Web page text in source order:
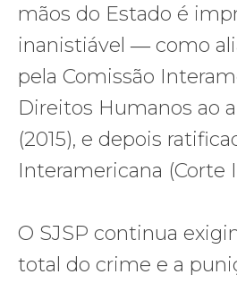
mãos do Estado é
inanistiável ― como
pela Comissão
Direitos Humanos ao
(2015), e depois
Interamericana (Corte
O SJSP continua
total do crime e a